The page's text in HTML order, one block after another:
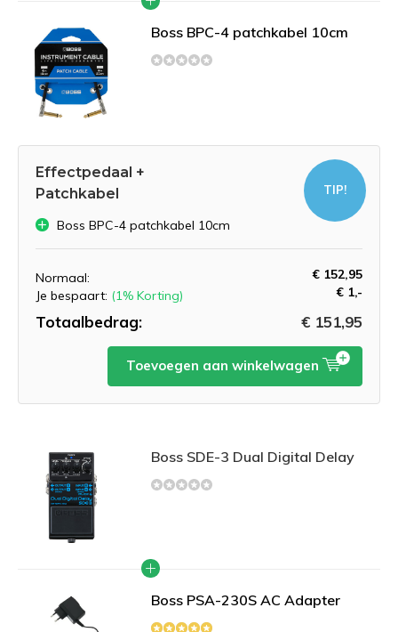
Boss BPC-4 patchkabel 10cm
Effectpedaal +
Patchkabel
Boss BPC-4 patchkabel 10cm
Normaal:
€ 152,95
Je bespaart: (1% Korting) € 1,-
Totaalbedrag: € 151,95
TIP!
Toevoegen aan winkelwagen
Boss SDE-3 Dual Digital Delay
Boss PSA-230S AC Adapter